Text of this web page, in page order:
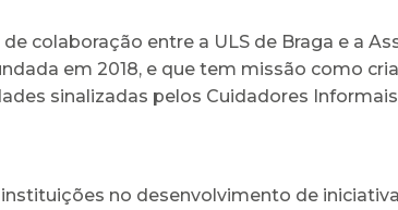
colaboração entre a ULS de Braga e a
em 2018, e que tem missão como
sinalizadas pelos Cuidadores
no desenvolvimento de